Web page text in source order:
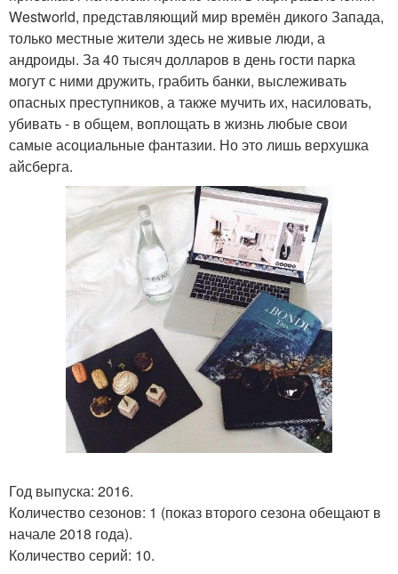
Westworld, представляющий мир времён дикого Запада,
только местные жители здесь не живые люди, а
андроиды. За 40 тысяч долларов в день гости парка
могут с ними дружить, грабить банки, выслеживать
опасных преступников, а также мучить их, насиловать,
убивать - в общем, воплощать в жизнь любые свои
самые асоциальные фантазии. Но это лишь верхушка
айсберга.
Год выпуска: 2016.
Количество сезонов: 1 (показ второго сезона обещают в
начале 2018 года).
Количество серий: 10.